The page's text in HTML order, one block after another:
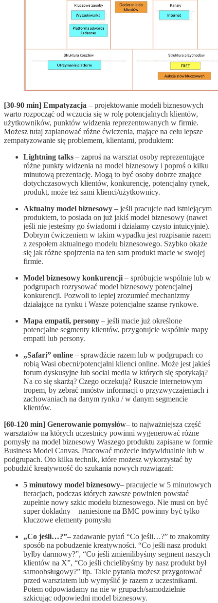
[30-90 min] Empatyzacja – projektowanie modeli biznesowych
warto rozpocząć od wczucia się w rolę potencjalnych klientów,
użytkowników, punktów widzenia reprezentowanych w firmie.
Możesz tutaj zaplanować różne ćwiczenia, mające na celu lepsze
zempatyzowanie się problemem, klientami, produktem:
Lightning talks – zaproś na warsztat osoby reprezentujące
różne punkty widzenia na model biznesowy i poproś o kilku
minutową prezentację. Mogą to być osoby dobrze znające
dotychczasowych klientów, konkurencję, potencjalny rynek,
produkt, może też sami klienci/użytkownicy.
Aktualny model biznesowy – jeśli pracujcie nad istniejącym
produktem, to posiada on już jakiś model biznesowy (nawet
jeśli nie jesteśmy go świadomi i działamy czysto intuicyjnie).
Dobrym ćwiczeniem w takim wypadku jest rozpisanie razem
z zespołem aktualnego modelu biznesowego. Szybko okaże
się jak różne spojrzenia na ten sam produkt macie w swojej
firmie.
Model biznesowy konkurencji – spróbujcie wspólnie lub w
podgrupach rozrysować model biznesowy potencjalnej
konkurencji. Pozwoli to lepiej zrozumieć mechanizmy
działające na rynku i Wasze potencjalne szanse rynkowe.
Mapa empatii, persony – jeśli macie już określone
potencjalne segmenty klientów, przygotujcie wspólnie mapy
empatii lub persony.
„Safari” online – sprawdźcie razem lub w podgrupach co
robią Wasi obecni/potencjalni klienci online. Może jest jakieś
forum dyskusyjne lub social media w których się spotykają?
Na co się skarżą? Czego oczekują? Ruszcie internetowym
tropem, by zebrać mnóstw informacji o przyzwyczajeniach i
zachowaniach na danym rynku / w danym segmencie
klientów.
[60-120 min] Generowanie pomysłów– to najważniejsza część
warsztatów na których uczestnicy powinni wygenerować różne
pomysły na model biznesowy Waszego produktu zapisane w formie
Business Model Canvas. Pracować możecie indywidualnie lub w
podgrupach. Oto kilka technik, które możesz wykorzystać by
pobudzić kreatywność do szukania nowych rozwiązań:
5 minutowy model biznesowy– pracujecie w 5 minutowych
iteracjach, podczas których zawsze powinien powstać
zupełnie nowy szkic modelu biznesowego. Nie musi on być
super dokładny – naniesione na BMC powinny być tylko
kluczowe elementy pomysłu
„Co jeśli…?”– zadawanie pytań “Co jeśli…?” to znakomity
sposób na pobudzenie kreatywności. “Co jeśli nasz produkt
byłby darmowy?”, “Co jeśli zmienilibyśmy segment naszych
klientów na X”, “Co jeśli chcielibyśmy by nasz produkt był
samoobsługowy?” itp. Takie pytania możesz przygotować
przed warsztatem lub wymyślić je razem z uczestnikami.
Potem odpowiadamy na nie w grupach/samodzielnie
szkicując odpowiedni model biznesowy.